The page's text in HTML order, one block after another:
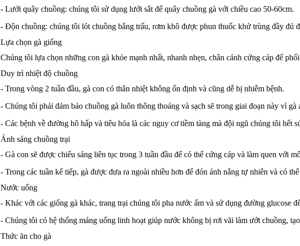
- Lưới quây chuồng: chúng tôi sử dụng lưới sắt để quây chuồng gà với chiều cao 50-60cm.
- Độn chuồng: chúng tôi lót chuồng bằng trấu, rơm khô được phun thuốc khử trùng đầy đủ
Lựa chọn gà giống
Chúng tôi lựa chọn những con gà khỏe mạnh nhất, nhanh nhẹn, chân cánh cứng cáp để
Duy trì nhiệt độ chuồng
- Trong vòng 2 tuần đầu, gà con có thân nhiệt không ổn định và cũng dễ bị nhiễm bệnh.
- Chúng tôi phải đảm bảo chuồng gà luôn thông thoáng và sạch sẽ trong giai đoạn này vì gà
- Các bệnh về đường hô hấp và tiêu hóa là các nguy cơ tiềm tàng mà đội ngũ chúng tôi hết
Ánh sáng chuồng trại
- Gà con sẽ được chiếu sáng liên tục trong 3 tuần đầu để có thể cứng cáp và làm quen với
- Trong các tuần kế tiếp, gà được đưa ra ngoài nhiều hơn để đón ánh nắng tự nhiên và có
Nước uống
- Khác với các giống gà khác, trang trại chúng tôi pha nước ấm và sử dụng đường glucose
- Chúng tôi có hệ thống máng uống linh hoạt giúp nước không bị rơi vãi làm ướt chuồng,
Thức ăn cho gà